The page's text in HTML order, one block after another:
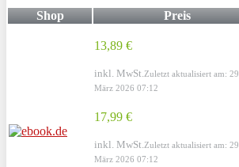
Shop Preis
13,89 €
inkl. MwSt. Zuletzt aktualisiert am: 29.
März 2026 07:12
17,99 €
inkl. MwSt. Zuletzt aktualisiert am: 29.
März 2026 07:12